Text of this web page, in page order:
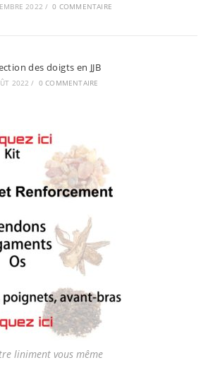
2022 / 0 COMMENTAIRE
des doigts en JJB
2022 / 0 COMMENTAIRE
liniment vous même